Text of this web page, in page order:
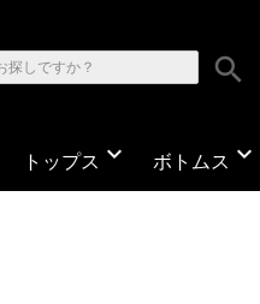
search
トップス expand_more ボトムス expand_more